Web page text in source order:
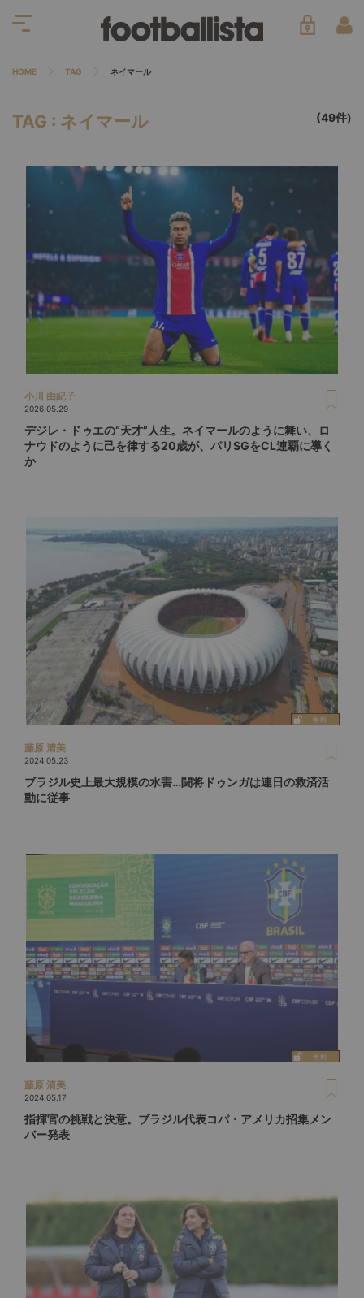
HOME TAG ネイマール
TAG : ネイマール (49件)
小川 由紀子
2026.05.29
デジレ・ドゥエの“天才”人生。ネイマールのように舞い、ロ
ナウドのように己を律する20歳が、パリSGをCL連覇に導く
か
藤原 清美
2024.05.23
ブラジル史上最大規模の水害…闘将ドゥンガは連日の救済活
動に従事
藤原 清美
2024.05.17
指揮官の挑戦と決意。ブラジル代表コパ・アメリカ招集メン
バー発表